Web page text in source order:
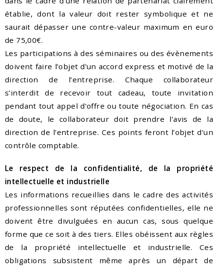
établie, dont la valeur doit rester symbolique et ne
saurait dépasser une contre-valeur maximum en euro
de 75,00€.
Les participations à des séminaires ou des évènements
doivent faire l’objet d’un accord express et motivé de la
direction de l’entreprise. Chaque collaborateur
s’interdit de recevoir tout cadeau, toute invitation
pendant tout appel d’offre ou toute négociation. En cas
de doute, le collaborateur doit prendre l’avis de la
direction de l’entreprise. Ces points feront l’objet d’un
contrôle comptable.
Le respect de la confidentialité, de la propriété
intellectuelle et industrielle
Les informations recueillies dans le cadre des activités
professionnelles sont réputées confidentielles, elle ne
doivent être divulguées en aucun cas, sous quelque
forme que ce soit à des tiers. Elles obéissent aux règles
de la propriété intellectuelle et industrielle. Ces
obligations subsistent même après un départ de